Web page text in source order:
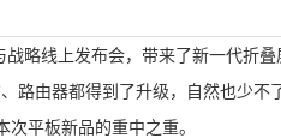
略线上发布会，带来了新一代折
路由器都得到了升级，自然也少不
平板新品的重中之重。